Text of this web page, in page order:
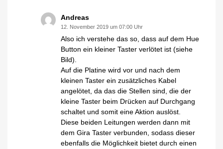
Andreas
12. November 2019 um 07:00 Uhr
Also ich verstehe das so, dass auf dem Hue
Button ein kleiner Taster verlötet ist (siehe
Bild).
Auf die Platine wird vor und nach dem
kleinen Taster ein zusätzliches Kabel
angelötet, da das die Stellen sind, die der
kleine Taster beim Drücken auf Durchgang
schaltet und somit eine Aktion auslöst.
Diese beiden Leitungen werden dann mit
dem Gira Taster verbunden, sodass dieser
ebenfalls die Möglichkeit bietet durch einen